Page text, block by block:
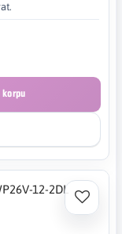
korpu